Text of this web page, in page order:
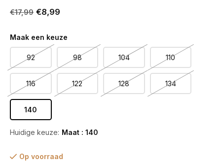
€17,99 €8,99
Maak een keuze
92 98 104 110
116 122 128 134
140
Huidige keuze: Maat : 140
Op voorraad